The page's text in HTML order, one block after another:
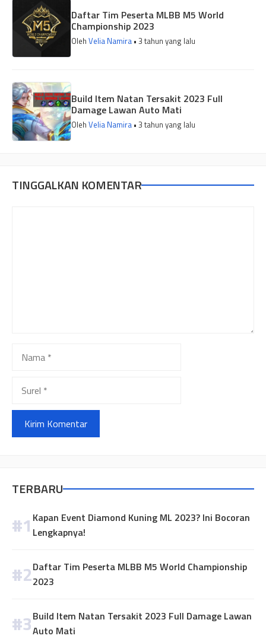
Daftar Tim Peserta MLBB M5 World
Championship 2023
Oleh Velia Namira • 3 tahun yang lalu
Build Item Natan Tersakit 2023 Full
Damage Lawan Auto Mati
Oleh Velia Namira • 3 tahun yang lalu
TINGGALKAN KOMENTAR
TERBARU
Kapan Event Diamond Kuning ML 2023? Ini Bocoran
Lengkapnya!
Daftar Tim Peserta MLBB M5 World Championship
2023
Build Item Natan Tersakit 2023 Full Damage Lawan
Auto Mati